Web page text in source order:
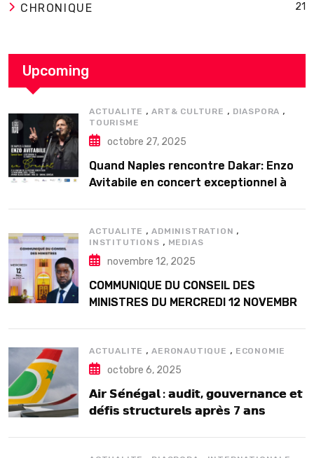
CHRONIQUE 21
Upcoming
ACTUALITE ,ART& CULTURE , DIASPORA ,
TOURISME
octobre 27, 2025
Quand Naples rencontre Dakar: Enzo
Avitabile en concert exceptionnel à
ACTUALITE ,ADMINISTRATION ,
INSTITUTIONS , MEDIAS
novembre 12, 2025
COMMUNIQUE DU CONSEIL DES
MINISTRES DU MERCREDI 12 NOVEMBRE
ACTUALITE ,AERONAUTIQUE , ECONOMIE
octobre 6, 2025
𝗔𝗶𝗿 𝗦𝗲́𝗻𝗲́𝗴𝗮𝗹 : 𝗮𝘂𝗱𝗶𝘁, 𝗴𝗼𝘂𝘃𝗲𝗿𝗻𝗮𝗻𝗰𝗲 𝗲𝘁
𝗱𝗲́𝗳𝗶𝘀 𝘀𝘁𝗿𝘂𝗰𝘁𝘂𝗿𝗲𝗹𝘀 𝗮𝗽𝗿𝗲̀𝘀 7 𝗮𝗻𝘀